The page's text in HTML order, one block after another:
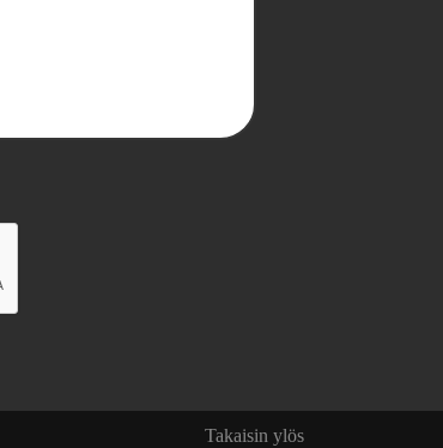
Takaisin ylös